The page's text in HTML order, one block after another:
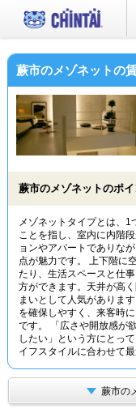
蕨市のメゾネットの
蕨市のメゾネットのポイ
メゾネットタイプとは、1
ことを指し、室内に内階
ョンやアパートでありな
点が魅力です。 上下階に
たり、生活スペースと仕
方ができます。天井が高
まいとして人気がありま
を確保しやすく、来客時
です。 「広さや開放感が
したい」という方にとっ
イフスタイルに合わせて
蕨市の